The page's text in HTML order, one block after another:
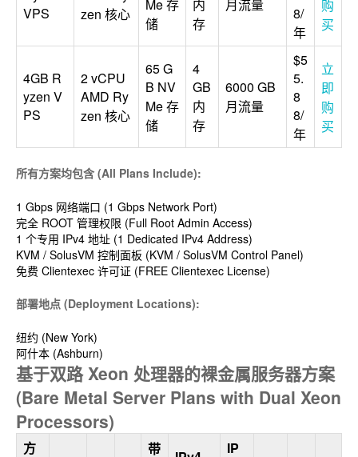
VPS
zen 核心
Me 存
储
内
存
月流量
8/
年
购
买
4GB R
yzen V
PS
2 vCPU
AMD Ry
zen 核心
65 G
B NV
Me 存
储
4
GB
内
存
6000 GB
月流量
$5
5.
8
8/
年
立
即
购
买
所有方案均包含 (All Plans Include):
1 Gbps 网络端口 (1 Gbps Network Port)
完全 ROOT 管理权限 (Full Root Admin Access)
1 个专用 IPv4 地址 (1 Dedicated IPv4 Address)
KVM / SolusVM 控制面板 (KVM / SolusVM Control Panel)
免费 Clientexec 许可证 (FREE Clientexec License)
部署地点 (Deployment Locations):
纽约 (New York)
阿什本 (Ashburn)
基于双路 Xeon 处理器的裸金属服务器方案
(Bare Metal Server Plans with Dual Xeon
Processors)
方
带
IP